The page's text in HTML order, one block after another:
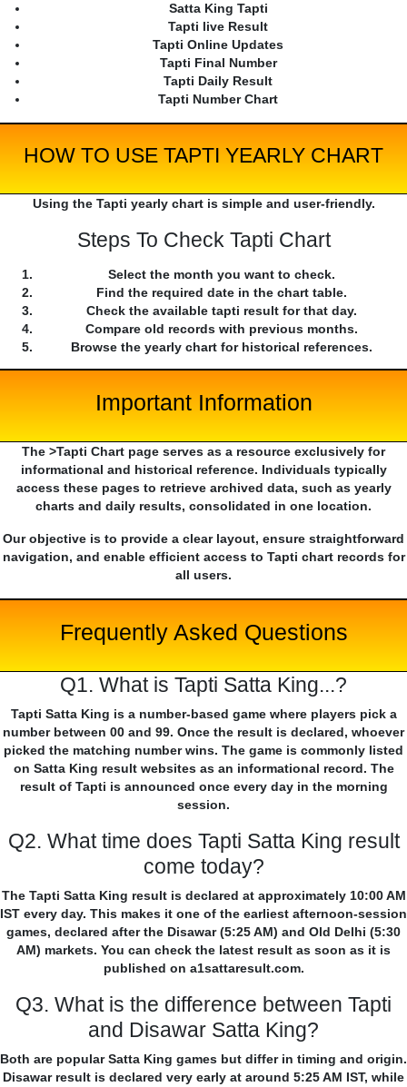
Satta King Tapti
Tapti live Result
Tapti Online Updates
Tapti Final Number
Tapti Daily Result
Tapti Number Chart
HOW TO USE TAPTI YEARLY CHART
Using the Tapti yearly chart is simple and user-friendly.
Steps To Check Tapti Chart
Select the month you want to check.
Find the required date in the chart table.
Check the available tapti result for that day.
Compare old records with previous months.
Browse the yearly chart for historical references.
Important Information
The >Tapti Chart page serves as a resource exclusively for
informational and historical reference. Individuals typically
access these pages to retrieve archived data, such as yearly
charts and daily results, consolidated in one location.
Our objective is to provide a clear layout, ensure straightforward
navigation, and enable efficient access to Tapti chart records for
all users.
Frequently Asked Questions
Q1. What is Tapti Satta King...?
Tapti Satta King is a number-based game where players pick a
number between 00 and 99. Once the result is declared, whoever
picked the matching number wins. The game is commonly listed
on Satta King result websites as an informational record. The
result of Tapti is announced once every day in the morning
session.
Q2. What time does Tapti Satta King result
come today?
The Tapti Satta King result is declared at approximately 10:00 AM
IST every day. This makes it one of the earliest afternoon-session
games, declared after the Disawar (5:25 AM) and Old Delhi (5:30
AM) markets. You can check the latest result as soon as it is
published on a1sattaresult.com.
Q3. What is the difference between Tapti
and Disawar Satta King?
Both are popular Satta King games but differ in timing and origin.
Disawar result is declared very early at around 5:25 AM IST, while